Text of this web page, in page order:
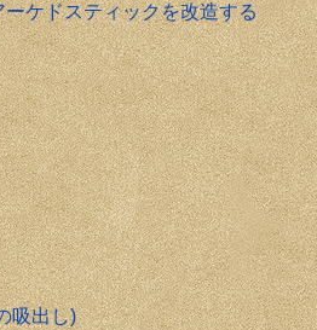
ケドスティックを改造する
吸出し)